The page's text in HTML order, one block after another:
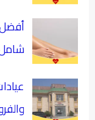
شامل